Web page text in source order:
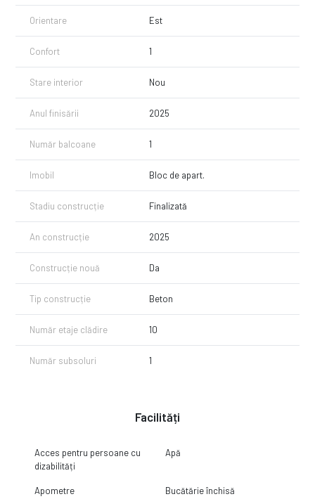
Orientare Est
Confort 1
Stare interior Nou
Anul finisării 2025
Număr balcoane 1
Imobil Bloc de apart.
Stadiu construcție Finalizată
An construcție 2025
Construcție nouă Da
Tip construcție Beton
Număr etaje clădire 10
Număr subsoluri 1
Facilități
Acces pentru persoane cu
dizabilități
Apă
Apometre Bucătărie închisă